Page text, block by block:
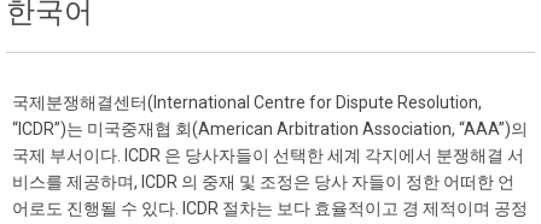
한국어
국제분쟁해결센터(International Centre for Dispute Resolution,
“ICDR”)는 미국중재협 회(American Arbitration Association, “AAA”)의
국제 부서이다. ICDR 은 당사자들이 선택한 세계 각지에서 분쟁해결 서
비스를 제공하며, ICDR 의 중재 및 조정은 당사 자들이 정한 어떠한 언
어로도 진행될 수 있다. ICDR 절차는 보다 효율적이고 경 제적이며 공정